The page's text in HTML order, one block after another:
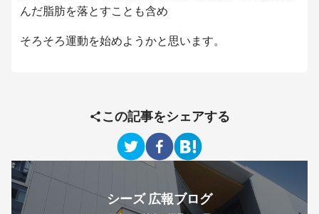
んだ脂肪を落とすことも含め
そろそろ運動を始めようかと思います。
この記事をシェアする
シーズ 広報ブログ